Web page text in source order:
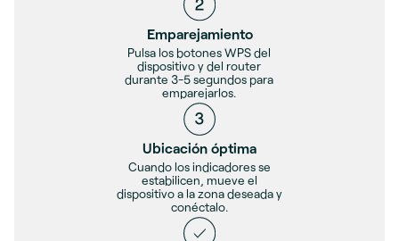
Emparejamiento
Pulsa los botones WPS del
dispositivo y del router
durante 3-5 segundos para
emparejarlos.
Ubicación óptima
Cuando los indicadores se
estabilicen, mueve el
dispositivo a la zona deseada y
conéctalo.